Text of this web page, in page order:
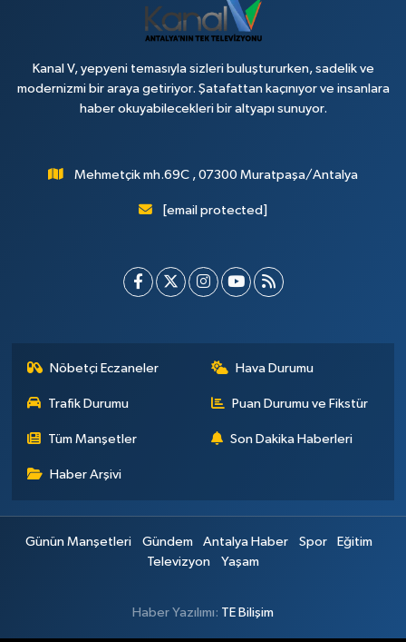
Kanal V, yepyeni temasıyla sizleri buluştururken, sadelik ve
modernizmi bir araya getiriyor. Şatafattan kaçınıyor ve insanlara
haber okuyabilecekleri bir altyapı sunuyor.
Mehmetçik mh.69C , 07300 Muratpaşa/Antalya
[email protected]
Nöbetçi Eczaneler Hava Durumu
Trafik Durumu Puan Durumu ve Fikstür
Tüm Manşetler Son Dakika Haberleri
Haber Arşivi
Günün Manşetleri Gündem Antalya Haber Spor
Eğitim
Televizyon
Yaşam
Haber Yazılımı: TE Bilişim